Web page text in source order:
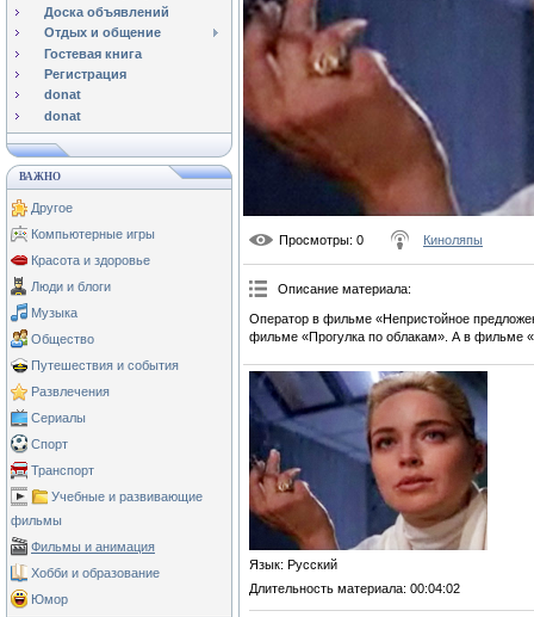
Доска объявлений
Отдых и общение
Гостевая книга
Регистрация
donat
donat
ВАЖНО
Другое
Компьютерные игры
Красота и здоровье
Люди и блоги
Музыка
Общество
Путешествия и события
Развлечения
Сериалы
Спорт
Транспорт
Учебные и развивающие
фильмы
Фильмы и анимация
Хобби и образование
Юмор
Просмотры: 0 Киноляпы
Описание материала:
Оператор в фильме «Непристойное
фильме «Прогулка по облакам». А в фильме
Язык: Русский
Длительность материала: 00:04:02